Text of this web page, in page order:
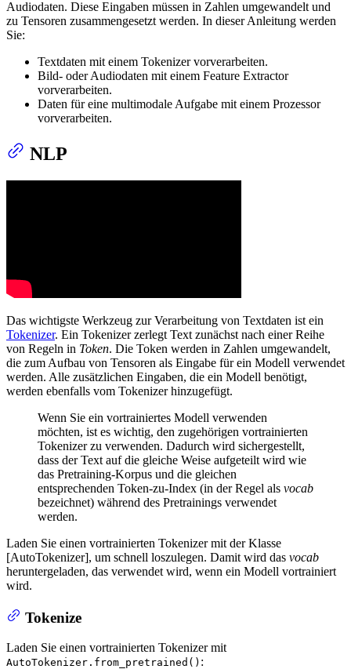
Audiodaten. Diese Eingaben müssen in Zahlen umgewandelt und
zu Tensoren zusammengesetzt werden. In dieser Anleitung werden
Sie:
Textdaten mit einem Tokenizer vorverarbeiten.
Bild- oder Audiodaten mit einem Feature Extractor
vorverarbeiten.
Daten für eine multimodale Aufgabe mit einem Prozessor
vorverarbeiten.
NLP
Das wichtigste Werkzeug zur Verarbeitung von Textdaten ist ein
Tokenizer. Ein Tokenizer zerlegt Text zunächst nach einer Reihe
von Regeln in Token. Die Token werden in Zahlen umgewandelt,
die zum Aufbau von Tensoren als Eingabe für ein Modell verwendet
werden. Alle zusätzlichen Eingaben, die ein Modell benötigt,
werden ebenfalls vom Tokenizer hinzugefügt.
Wenn Sie ein vortrainiertes Modell verwenden
möchten, ist es wichtig, den zugehörigen vortrainierten
Tokenizer zu verwenden. Dadurch wird sichergestellt,
dass der Text auf die gleiche Weise aufgeteilt wird wie
das Pretraining-Korpus und die gleichen
entsprechenden Token-zu-Index (in der Regel als vocab
bezeichnet) während des Pretrainings verwendet
werden.
Laden Sie einen vortrainierten Tokenizer mit der Klasse
[AutoTokenizer], um schnell loszulegen. Damit wird das vocab
heruntergeladen, das verwendet wird, wenn ein Modell vortrainiert
wird.
Tokenize
Laden Sie einen vortrainierten Tokenizer mit
AutoTokenizer.from_pretrained() :